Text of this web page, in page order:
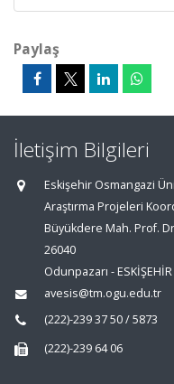
Paylaş
İletişim Bilgileri
Eskişehir Osmangazi
Araştırma Projeleri
Büyükdere Mah. Prof.
26040
Odunpazarı - ESKİŞEHİR
avesis@tm.ogu.edu.tr
(222)-239 37 50 / 5873
(222)-239 64 06